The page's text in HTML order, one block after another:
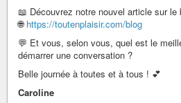
📖 Découvrez notre nouvel article sur le
🌐 https://toutenplaisir.com/blog
💬 Et vous, selon vous, quel est le
démarrer une conversation ?
Belle journée à toutes et à tous ! 💕
Caroline